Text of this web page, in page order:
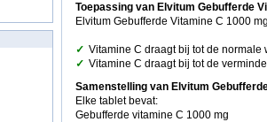
Toepassing van Elvitum Gebufferde
Elvitum Gebufferde Vitamine C 1000
✓ Vitamine C draagt bij tot de
✓ Vitamine C draagt bij tot de
Samenstelling van Elvitum
Elke tablet bevat:
Gebufferde vitamine C 1000 mg